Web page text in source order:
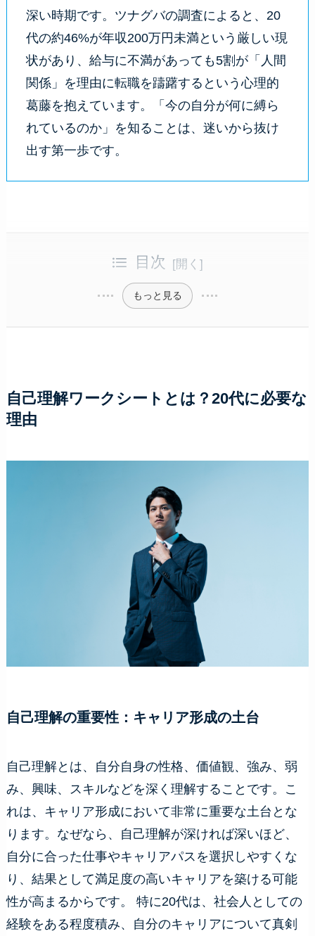
深い時期です。ツナグバの調査によると、20
代の約46%が年収200万円未満という厳しい現
状があり、給与に不満があっても5割が「人間
関係」を理由に転職を躊躇するという心理的
葛藤を抱えています。「今の自分が何に縛ら
れているのか」を知ることは、迷いから抜け
出す第一歩です。
目次
もっと見る
自己理解ワークシートとは？20代に必要な
理由
自己理解の重要性：キャリア形成の土台
自己理解とは、自分自身の性格、価値観、強み、弱
み、興味、スキルなどを深く理解することです。こ
れは、キャリア形成において非常に重要な土台とな
ります。なぜなら、自己理解が深ければ深いほど、
自分に合った仕事やキャリアパスを選択しやすくな
り、結果として満足度の高いキャリアを築ける可能
性が高まるからです。 特に20代は、社会人としての
経験をある程度積み、自分のキャリアについて真剣